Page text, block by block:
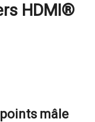
HDMI®
mâle